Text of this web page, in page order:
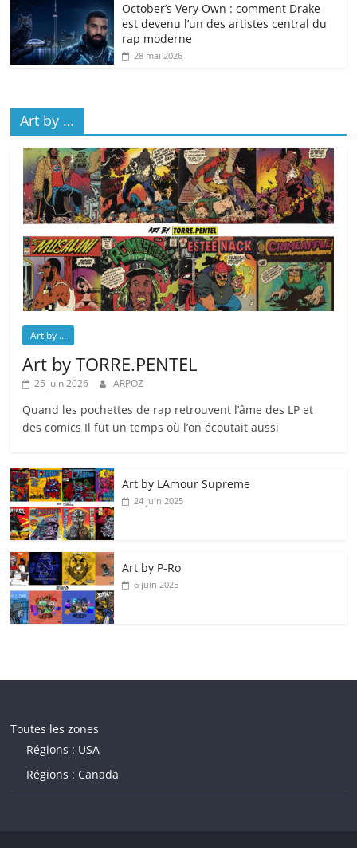
October’s Very Own : comment Drake
est devenu l’un des artistes central du
rap moderne
28 mai 2026
Art by …
Art by ...
Art by TORRE.PENTEL
25 juin 2026 ARPOZ
Quand les pochettes de rap retrouvent l’âme des LP et
des comics Il fut un temps où l’on écoutait aussi
Art by LAmour Supreme
24 juin 2025
Art by P‑Ro
6 juin 2025
Toutes les zones
Régions : USA
Régions : Canada